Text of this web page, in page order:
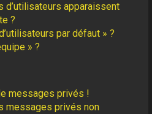
d’utilisateurs apparaissent
?
par défaut » ?
» ?
messages privés !
messages privés non